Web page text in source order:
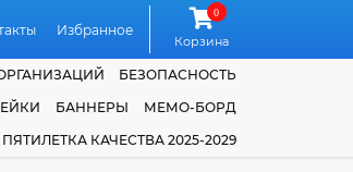
Избранное
0
Корзина
БЕЗОПАСНОСТЬ
БАННЕРЫ
МЕМО-БОРД
ПЯТИЛЕТКА КАЧЕСТВА 2025-2029